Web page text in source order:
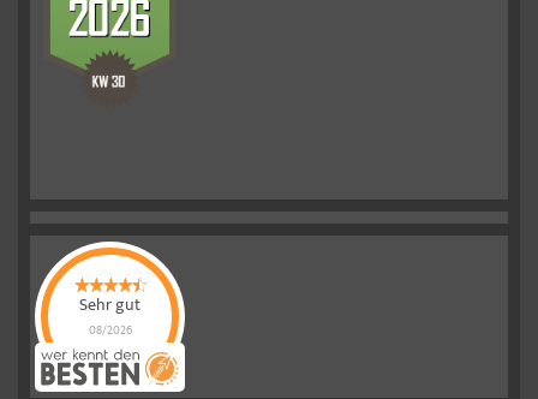
Sehr gut
08/2026
Schelkmann
Immobilienhat